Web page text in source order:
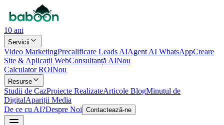
10 ani
Servicii
Video MarketingPrecalificare Leads AIAgent AI WhatsAppCreare
Site & Aplicații WebConsultanță AINou
Calculator ROINou
Resurse
Studii de CazProiecte RealizateArticole BlogMinutul de
DigitalApariții Media
De ce cu AI?Despre Noi Contactează-ne